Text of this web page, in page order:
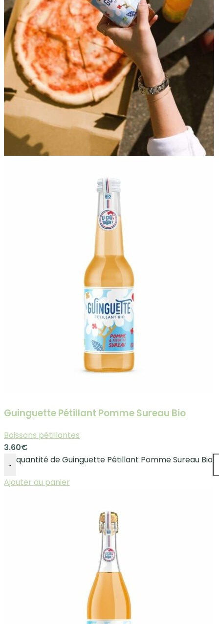
Guinguette Pétillant Pomme Sureau Bio
Boissons pétillantes
3.60€
-
quantité de Guinguette Pétillant Pomme Sureau Bio
Ajouter au panier